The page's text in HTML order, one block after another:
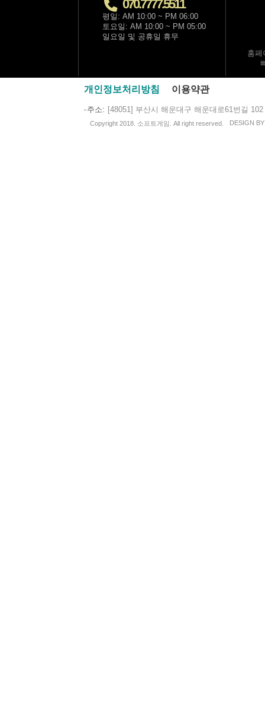
070.7777.5511
평일: AM 10:00 ~ PM 06:00
토요일: AM 10:00 ~ PM 05:00
일요일 및 공휴일 휴무
홈페
개인정보처리방침 이용약관
주소 [48051] 부산시 해운대구 해운대로61번길 102
Copyright 2018. 소프트게임. All right reserved. DESIGN